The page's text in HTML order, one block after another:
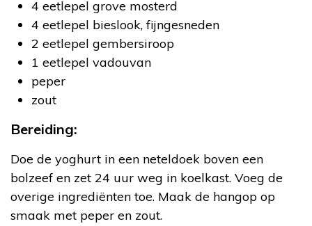
4 eetlepel grove mosterd
4 eetlepel bieslook, fijngesneden
2 eetlepel gembersiroop
1 eetlepel vadouvan
peper
zout
Bereiding:
Doe de yoghurt in een neteldoek boven een
bolzeef en zet 24 uur weg in koelkast. Voeg de
overige ingrediënten toe. Maak de hangop op
smaak met peper en zout.